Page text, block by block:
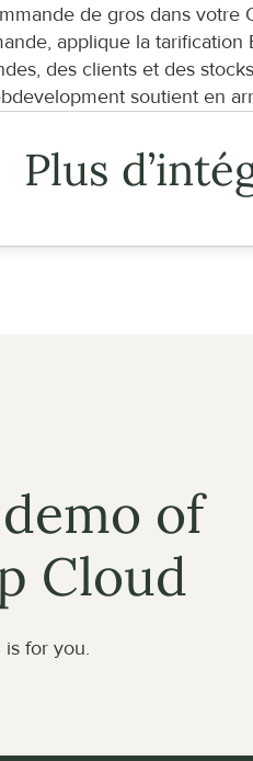
de gros dans
applique la
des clients et des
soutient en
Plus
of
Cloud
for you.